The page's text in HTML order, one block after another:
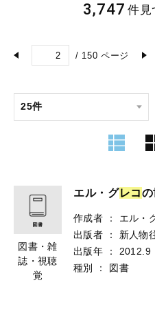
/ 150 ページ
3,747 件見
図書・雑
誌・視聴
覚
エル・グレコ
作成者 ： エル・
出版者
：
新人物
出版年
：
2012.9
種別
： 図書